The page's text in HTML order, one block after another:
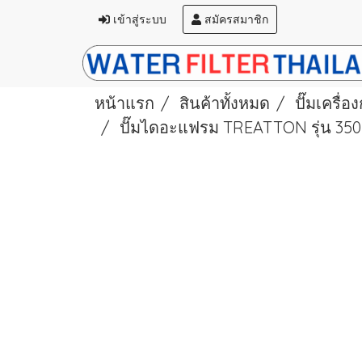
เข้าสู่ระบบ สมัครสมาชิก
หน้าแรก สินค้าทั้งหมด
ปั๊มเครื่อ
ปั๊มไดอะแฟรม TREATTON รุ่น